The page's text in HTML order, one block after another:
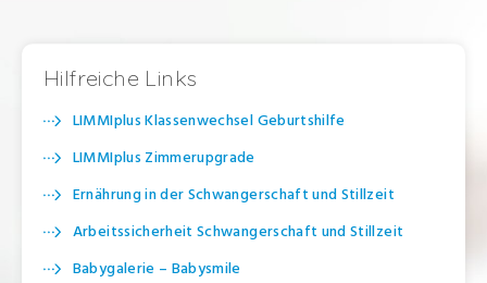
Hilfreiche Links
LIMMIplus Klassenwechsel Geburtshilfe
LIMMIplus Zimmerupgrade
Ernährung in der Schwangerschaft und Stillzeit
Arbeitssicherheit Schwangerschaft und Stillzeit
Babygalerie – Babysmile